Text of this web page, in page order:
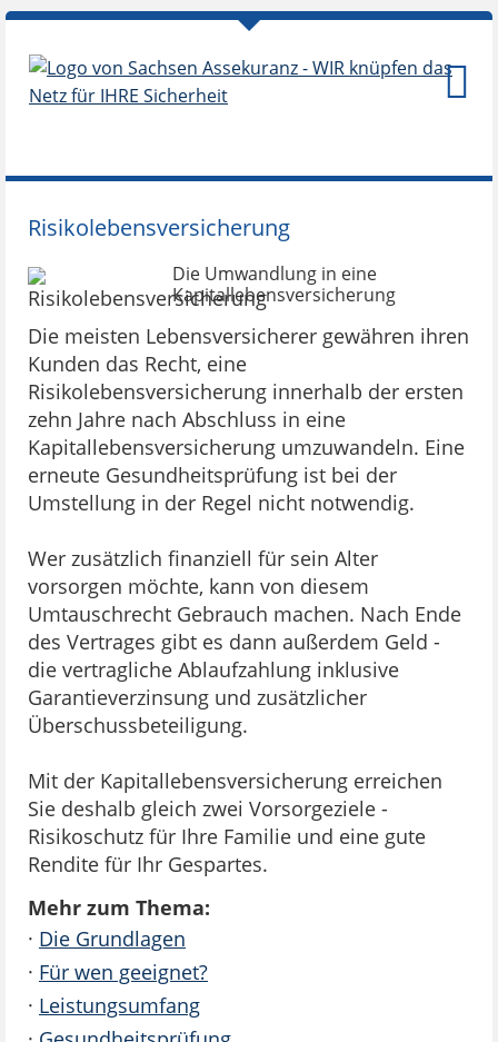
Risikolebensversicherung
Die Umwandlung in eine
Kapitallebensversicherung
Die meisten Lebensversicherer gewähren ihren
Kunden das Recht, eine
Risikolebensversicherung innerhalb der ersten
zehn Jahre nach Abschluss in eine
Kapitallebensversicherung umzuwandeln. Eine
erneute Gesundheitsprüfung ist bei der
Umstellung in der Regel nicht notwendig.
Wer zusätzlich finanziell für sein Alter
vorsorgen möchte, kann von diesem
Umtauschrecht Gebrauch machen. Nach Ende
des Vertrages gibt es dann außerdem Geld -
die vertragliche Ablaufzahlung inklusive
Garantieverzinsung und zusätzlicher
Überschussbeteiligung.
Mit der Kapitallebensversicherung erreichen
Sie deshalb gleich zwei Vorsorgeziele -
Risikoschutz für Ihre Familie und eine gute
Rendite für Ihr Gespartes.
Mehr zum Thema:
· Die Grundlagen
· Für wen geeignet?
· Leistungsumfang